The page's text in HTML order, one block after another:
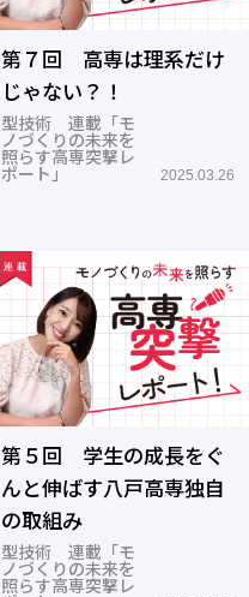
第７回 高専は理系だけ
じゃない？！
型技術 連載「モ
ノづくりの未来を
照らす高専突撃レ
ポート」
2025.03.26
第５回 学生の成長をぐ
んと伸ばす八戸高専独自
の取組み
型技術 連載「モ
ノづくりの未来を
照らす高専突撃レ